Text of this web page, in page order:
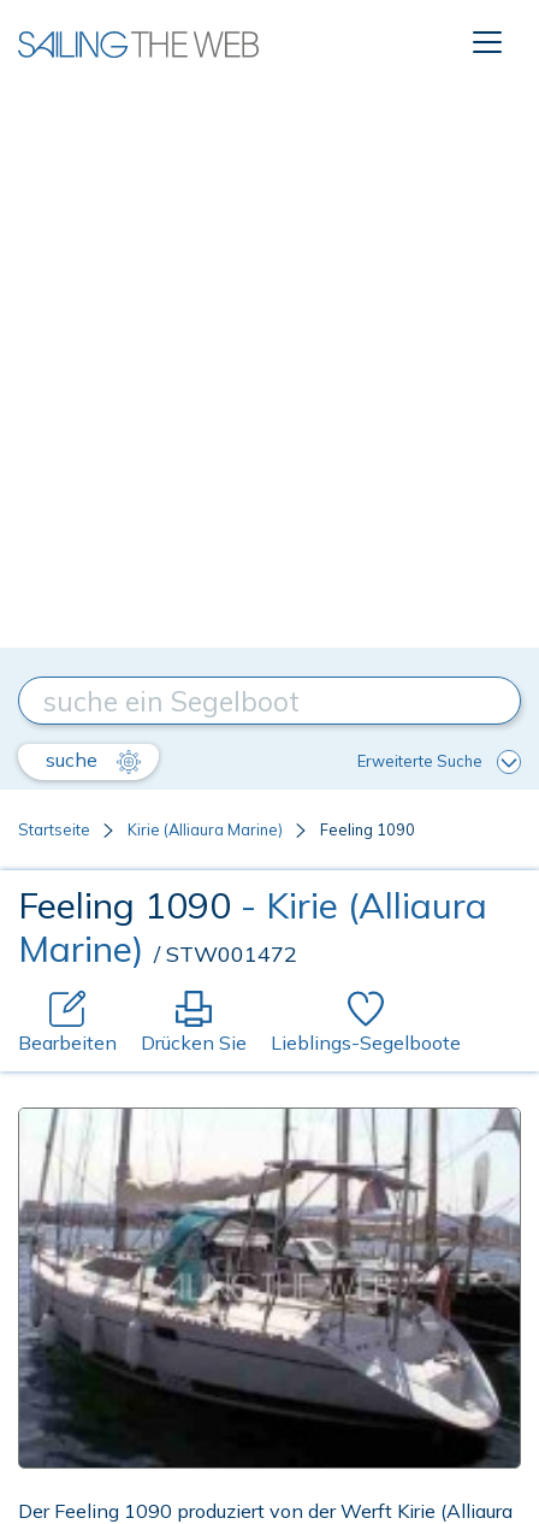
suche Erweiterte Suche
Startseite Kirie (Alliaura Marine) Feeling 1090
Feeling 1090 - Kirie (Alliaura
Marine) / STW001472
Bearbeiten Drücken Sie Lieblings-Segelboote
Der Feeling 1090 produziert von der Werft Kirie (Alliaura